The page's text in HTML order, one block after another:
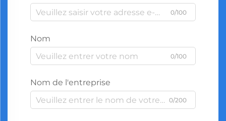
0/100
Nom
0/100
Nom de l'entreprise
0/200